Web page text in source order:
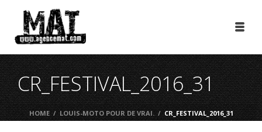
CR_FESTIVAL_2016_31
HOME / LOUIS-MOTO POUR DE VRAI. / CR_FESTIVAL_2016_31